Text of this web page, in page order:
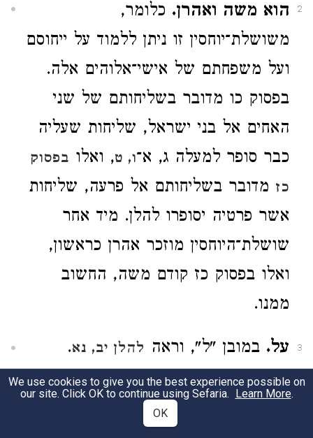
2 הוא משה ואהרן. כלומר,
משושלת־יוחסין זו ניתן ללמוד על ייחוסם
ועל משפחתם של אישי־אלוהים אלה.
בפסוק כו מדובר בשליחותם של שני
האחים אל בני ישראל, שליחות שעליה
כבר סופר למעלה ג, א־ו, ט, ואלו בפסוק
כז מדובר בשליחותם אל פרעה, שליחות
אשר פרטיה יסופרו להלן. מיד אחר
שושלת־היוחסין מוזכר אהרן כראשון,
ואלו בפסוק כז קודם משה, החשוב
ממנו.
3 על. במובן "ל", וראה להלן יב, נא.
על צבאותם.ולהלן ז, ד הם נקראים
"צבאותי", כלומר צבאות ה'.
We use cookies to give you the best experience possible on
our site. Click OK to continue using Sefaria. Learn More.
OK